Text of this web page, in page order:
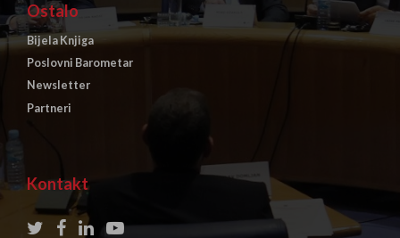
Ostalo
Bijela Knjiga
Poslovni Barometar
Newsletter
Partneri
Kontakt